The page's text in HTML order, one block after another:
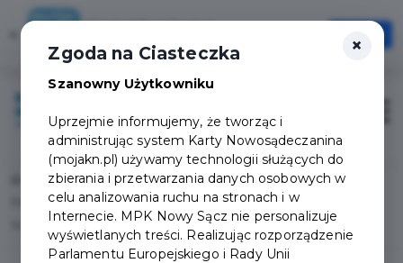
Szybciej, wygodniej, zawsze pod ręką
Otwórz
Home
Lista aktualności
EsteClinic Gabinet Kosmetologii - nowym partnerem programu Karta
×
Zgoda na Ciasteczka
Szanowny Użytkowniku
Uprzejmie informujemy, że tworząc i
administrując system Karty Nowosądeczanina
(mojakn.pl) używamy technologii służących do
zbierania i przetwarzania danych osobowych w
celu analizowania ruchu na stronach i w
Internecie. MPK Nowy Sącz nie personalizuje
wyświetlanych treści. Realizując rozporządzenie
Parlamentu Europejskiego i Rady Unii